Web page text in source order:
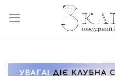
Skip
Content